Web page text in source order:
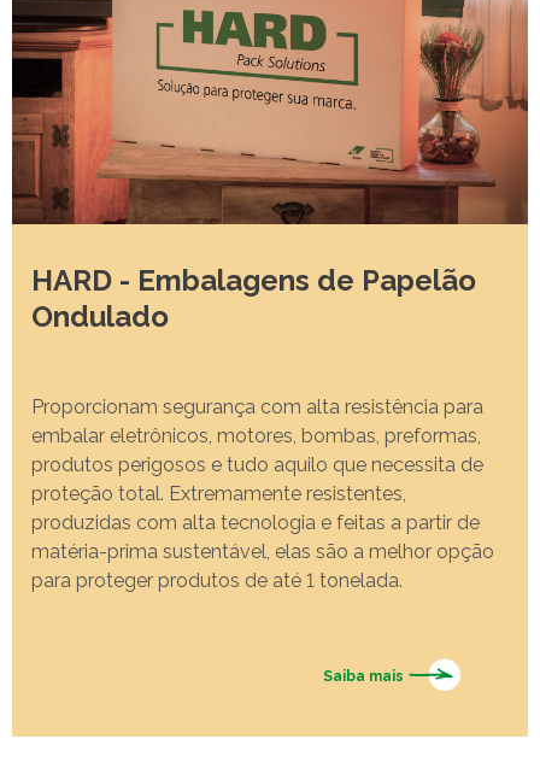
HARD - Embalagens de Papelão
Ondulado
Proporcionam segurança com alta resistência para
embalar eletrônicos, motores, bombas, preformas,
produtos perigosos e tudo aquilo que necessita de
proteção total. Extremamente resistentes,
produzidas com alta tecnologia e feitas a partir de
matéria-prima sustentável, elas são a melhor opção
para proteger produtos de até 1 tonelada.
Saiba mais